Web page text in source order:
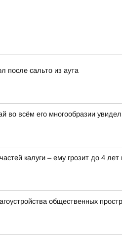
после сальто из аута
во всём его многообразии
калуги – ему грозит до 4 лет
общественных